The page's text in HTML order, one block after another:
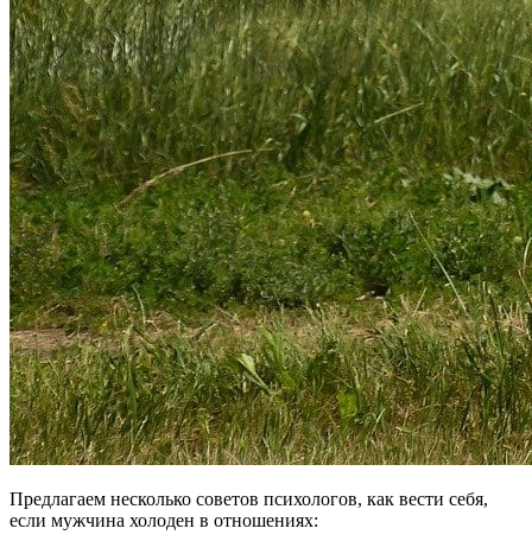
Предлагаем несколько советов психологов, как вести себя,
если мужчина холоден в отношениях: